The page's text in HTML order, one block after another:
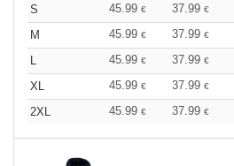
S 45.99 € 37.99 €
M
45.99 € 37.99 €
L
45.99 € 37.99 €
XL
45.99 € 37.99 €
2XL
45.99 € 37.99 €